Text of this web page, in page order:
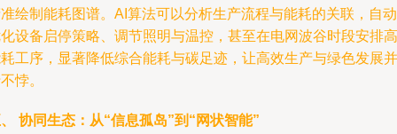
绘制能耗图谱。AI算法可以分析生产流程与能耗的关联，自动
设备启停策略、调节照明与温控，甚至在电网波谷时段安排高
工序，显著降低综合能耗与碳足迹，让高效生产与绿色发展并
悖。
协同生态：从“信息孤岛”到“网状智能”